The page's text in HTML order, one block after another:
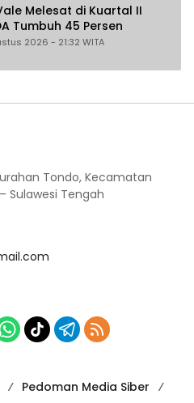
Melesat di Kuartal II
Tumbuh 45 Persen
2026 - 21:32 WITA
Tondo, Kecamatan
Sulawesi Tengah
Pedoman Media Siber